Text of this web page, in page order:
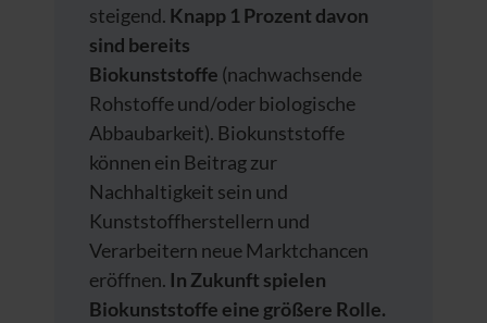
steigend. Knapp 1 Prozent davon
sind bereits
Biokunststoffe (nachwachsende
Rohstoffe und/oder biologische
Abbaubarkeit). Biokunststoffe
können ein Beitrag zur
Nachhaltigkeit sein und
Kunststoffherstellern und
Verarbeitern neue Marktchancen
eröffnen. In Zukunft spielen
Biokunststoffe eine größere Rolle.